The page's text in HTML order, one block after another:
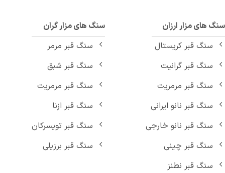
های مزار ارزان
سنگ قبر کریستال
سنگ قبر گرانیت
سنگ قبر مرمریت
سنگ قبر نانو ایرانی
سنگ قبر نانو خارجی
سنگ قبر چینی
سنگ قبر نطنز
سنگ های مزار گران
سنگ قبر مرمر
سنگ قبر شبق
سنگ قبر مرمریت
سنگ قبر ازنا
سنگ قبر تویسرکان
سنگ قبر برزیلی